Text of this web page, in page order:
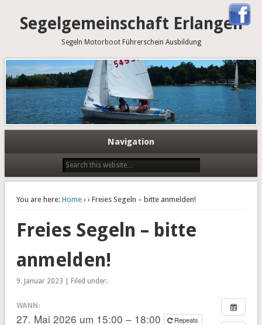
Segelgemeinschaft Erlangen
Segeln Motorboot Führerschein Ausbildung
Navigation
You are here: Home› › Freies Segeln – bitte anmelden!
Freies Segeln – bitte
anmelden!
9. Januar 2023 | Filed under:
WANN:
27. Mai 2026 um 15:00 – 18:00
Repeats